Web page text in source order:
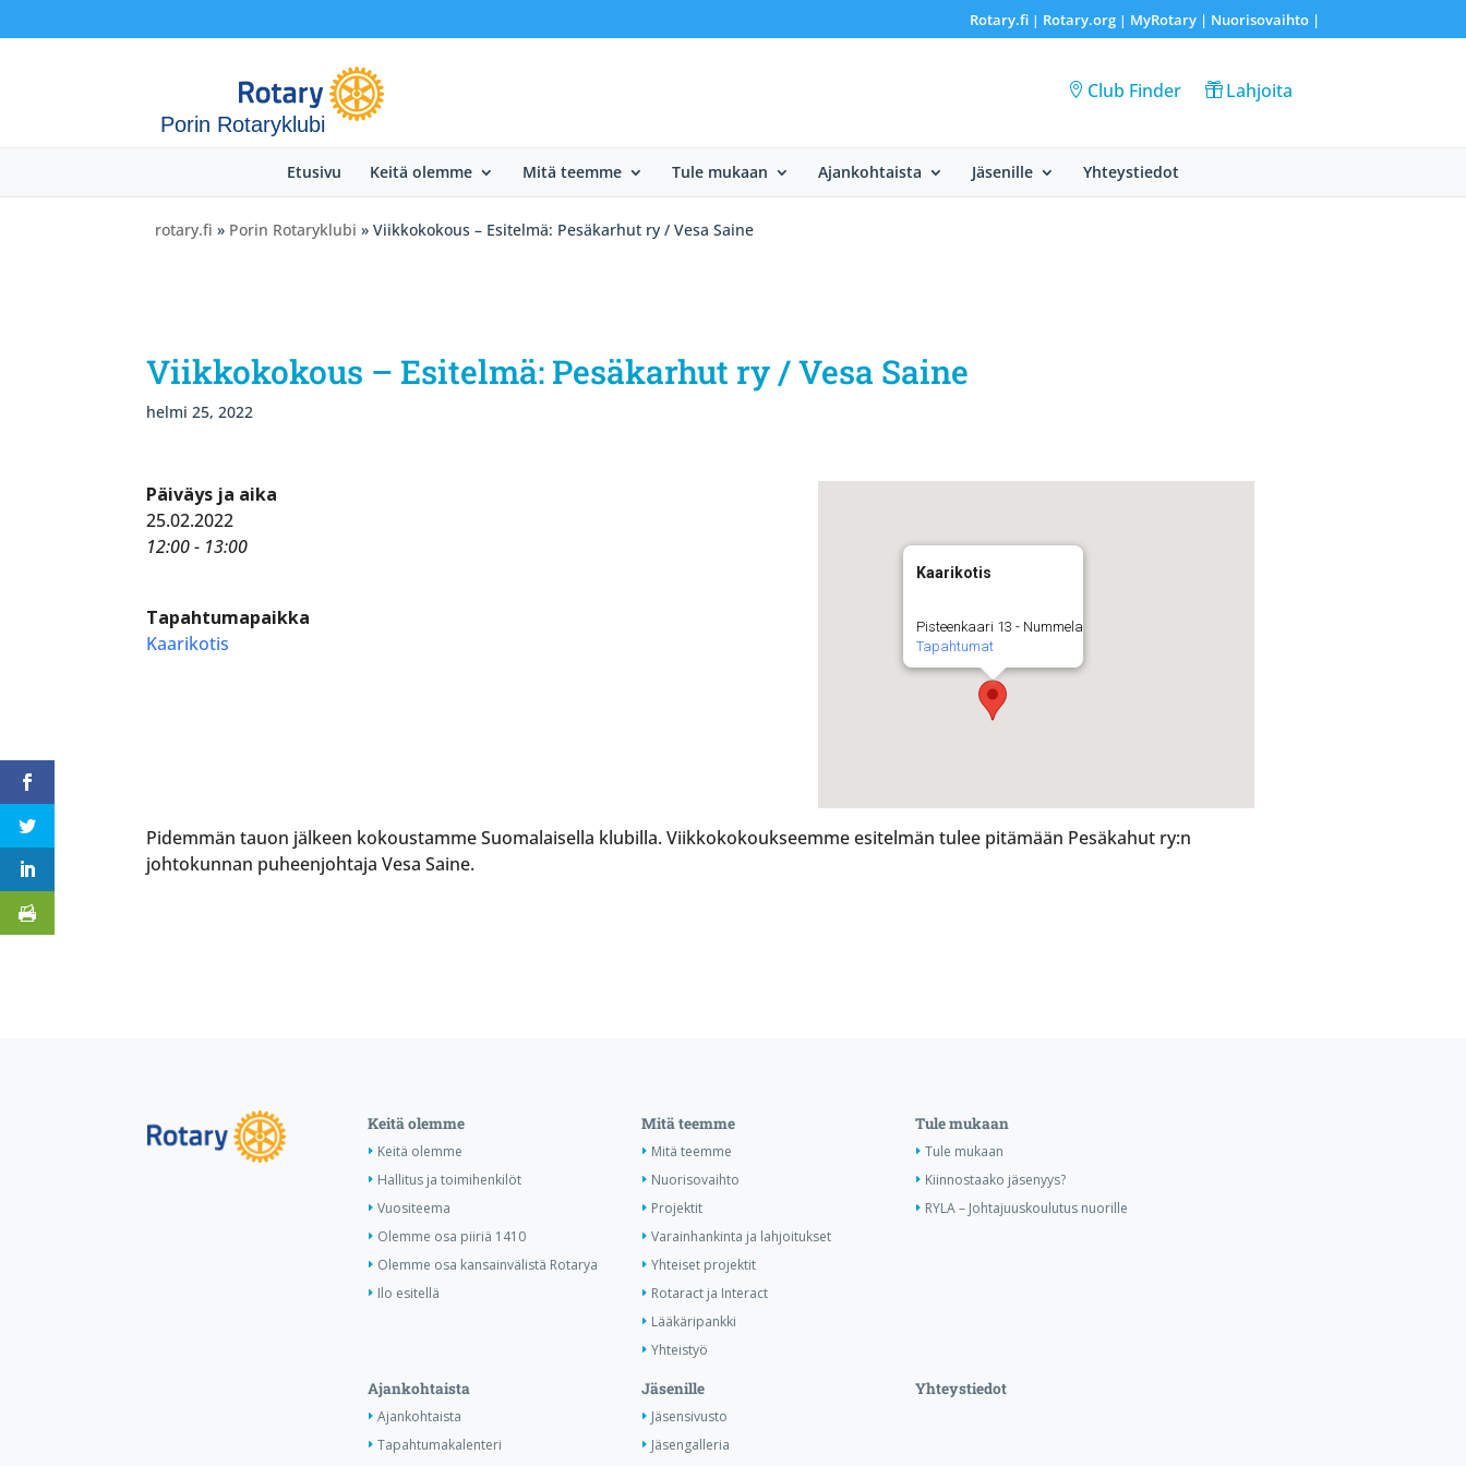
Rotary.fi| Rotary.org| MyRotary | Nuorisovaihto|
Porin Rotaryklubi
Club Finder Lahjoita
Etusivu Keitä olemme Mitä teemme Tule mukaan Ajankohtaista Jäsenille Yhteystiedot
rotary.fi » Porin Rotaryklubi » Viikkokokous – Esitelmä: Pesäkarhut ry / Vesa Saine
Viikkokokous – Esitelmä: Pesäkarhut ry / Vesa Saine
helmi 25, 2022
Kaarikotis
Pisteenkaari 13 - Nummela
Tapahtumat
Päiväys ja aika
25.02.2022
12:00 - 13:00
Tapahtumapaikka
Kaarikotis
Pidemmän tauon jälkeen kokoustamme Suomalaisella klubilla. Viikkokokoukseemme esitelmän tulee pitämään Pesäkahut ry:n
johtokunnan puheenjohtaja Vesa Saine.
Keitä olemme
Keitä olemme
Hallitus ja toimihenkilöt
Vuositeema
Olemme osa piiriä 1410
Olemme osa kansainvälistä Rotarya
Ilo esitellä
Mitä teemme
Mitä teemme
Nuorisovaihto
Projektit
Varainhankinta ja lahjoitukset
Yhteiset projektit
Rotaract ja Interact
Lääkäripankki
Yhteistyö
Tule mukaan
Tule mukaan
Kiinnostaako jäsenyys?
RYLA – Johtajuuskoulutus nuorille
Ajankohtaista
Ajankohtaista
Tapahtumakalenteri
Jäsenille
Jäsensivusto
Jäsengalleria
Yhteystiedot